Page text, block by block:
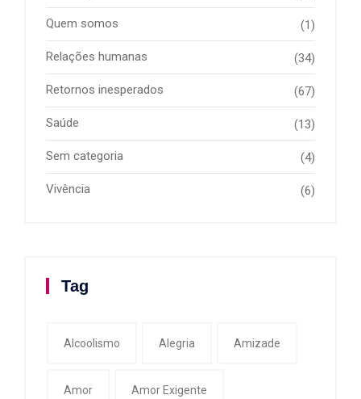
Quem somos (1)
Relações humanas (34)
Retornos inesperados (67)
Saúde (13)
Sem categoria (4)
Vivência (6)
Tag
Alcoolismo Alegria Amizade
Amor Amor Exigente